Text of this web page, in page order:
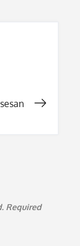
Required